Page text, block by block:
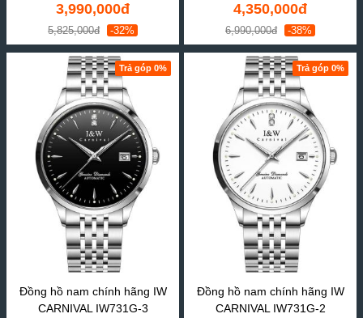
3,990,000đ
5,825,000đ -32%
4,350,000đ
6,990,000đ -38%
Trả góp 0%
Đồng hồ nam chính hãng IW
CARNIVAL IW731G-3
Trả góp 0%
Đồng hồ nam chính hãng IW
CARNIVAL IW731G-2